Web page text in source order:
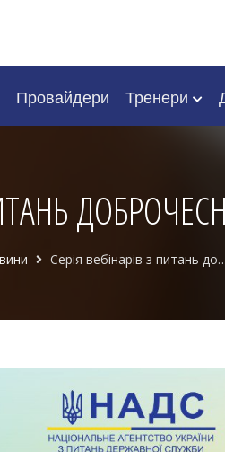
Провайдери Тренери
Cерія вебінарів з